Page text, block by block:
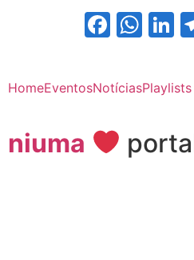
HomeEventosNotíciasPlaylists
niuma